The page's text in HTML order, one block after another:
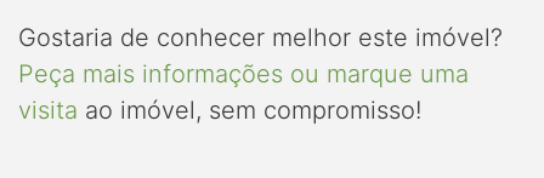
Gostaria de conhecer melhor este imóvel?
Peça mais informações ou marque uma
visita ao imóvel, sem compromisso!